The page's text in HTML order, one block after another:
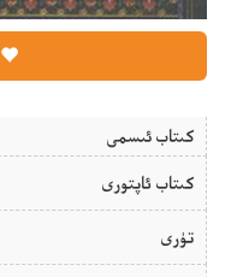
كىتاب ئىسمى
كىتاب ئاپتورى
تۈرى